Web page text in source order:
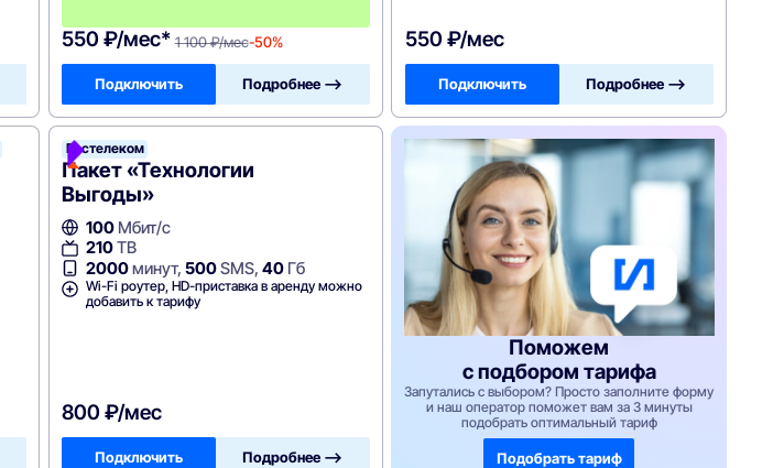
550 ₽/мес* 1 100 ₽/мес-50%
Подключить Подробнее —>
550 ₽/мес
Подключить Подробнее —>
Ростелеком
Ростелеком
Пакет «Технологии
Выгоды»
100 Мбит/с
210ТВ
2000минут,500SMS,40 Гб
Wi-Fi роутер, HD-приставка в аренду можно
добавить к тарифу
800 ₽/мес
Подключить Подробнее —>
Поможем
с подбором тарифа
Запутались с выбором? Просто заполните форму
и наш оператор поможет вам за 3 минуты
подобрать оптимальный тариф
Подобрать тариф